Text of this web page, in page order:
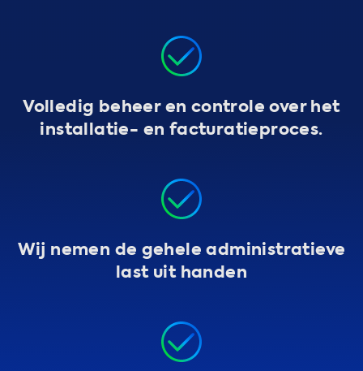
Volledig beheer en controle over het
installatie- en facturatieproces.
Wij nemen de gehele administratieve
last uit handen